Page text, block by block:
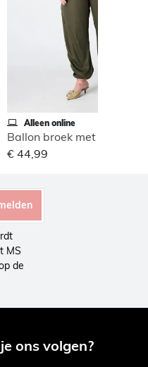
Alleen online
Ballon broek met cargo
€ 44,99
MS
de
ons volgen?